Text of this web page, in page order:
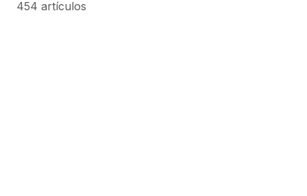
454 artículos